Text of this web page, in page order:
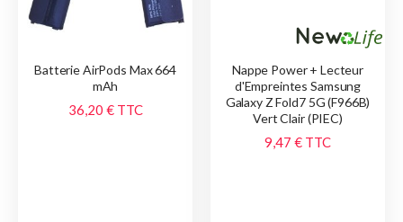
Batterie AirPods Max 664
mAh
36,20 € TTC
Nappe Power + Lecteur
d'Empreintes Samsung
Galaxy Z Fold7 5G (F966B)
Vert Clair (PIEC)
9,47 € TTC